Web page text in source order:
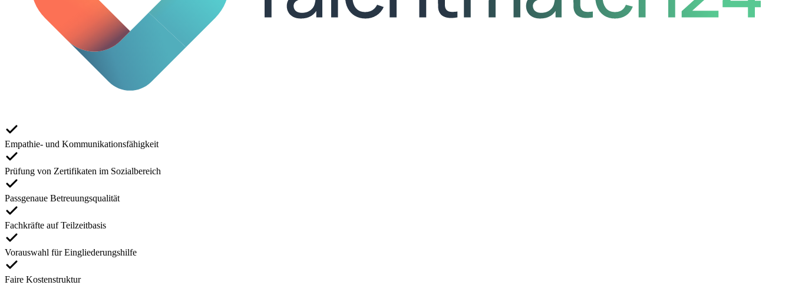
Empathie- und Kommunikationsfähigkeit
Prüfung von Zertifikaten im Sozialbereich
Passgenaue Betreuungsqualität
Fachkräfte auf Teilzeitbasis
Vorauswahl für Eingliederungshilfe
Faire Kostenstruktur